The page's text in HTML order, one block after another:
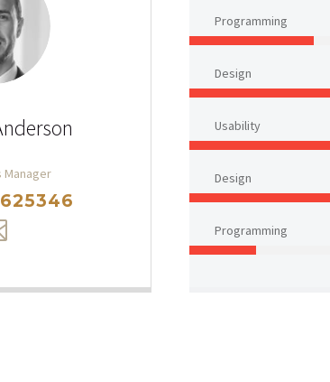
Manager
Programming
Design
Usability
Design
Programming